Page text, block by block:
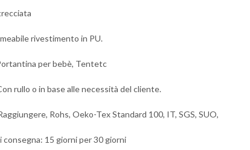
rivestimento in PU.
per bebè, Tentetc
rullo o in base alle necessità del cliente.
Rohs, Oeko-Tex Standard 100, IT, SGS, SUO,
consegna: 15 giorni per 30 giorni